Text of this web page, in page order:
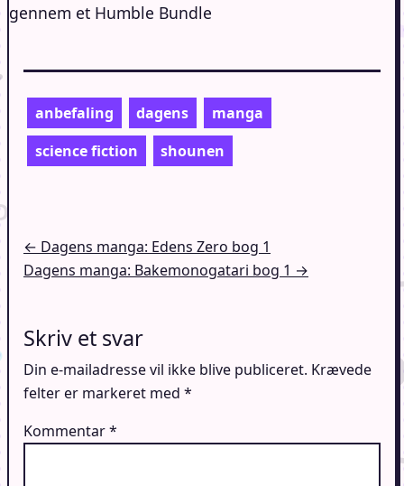
gennem et Humble Bundle
anbefaling dagens
manga
science fiction
shounen
Indlægsnavigation
← Dagens manga: Edens Zero bog 1
Dagens manga: Bakemonogatari bog 1 →
Skriv et svar
Din e-mailadresse vil ikke blive publiceret. Krævede
felter er markeret med *
Kommentar*